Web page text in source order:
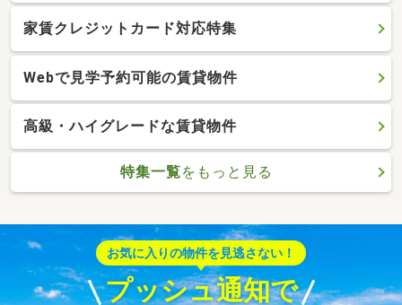
家賃クレジットカード対応特集
Webで見学予約可能の賃貸物件
高級・ハイグレードな賃貸物件
特集一覧をもっと見る
お気に入りの物件を見逃さない！
プッシュ通知で